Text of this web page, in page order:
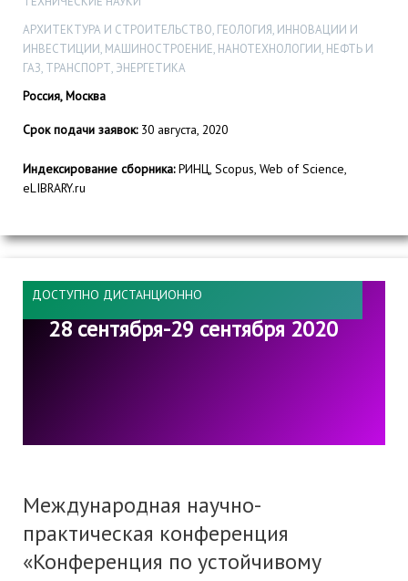
АРХИТЕКТУРА И СТРОИТЕЛЬСТВО, ГЕОЛОГИЯ, ИННОВАЦИИ И
ИНВЕСТИЦИИ, МАШИНОСТРОЕНИЕ, НАНОТЕХНОЛОГИИ, НЕФТЬ И
ГАЗ, ТРАНСПОРТ, ЭНЕРГЕТИКА
Россия, Москва
Срок подачи заявок:30 августа, 2020
Индексирование сборника:РИНЦ, Scopus, Web of Science,
eLIBRARY.ru
ДОСТУПНО ДИСТАНЦИОННО
28 сентября-29 сентября 2020
Международная научно-
практическая конференция
«Конференция по устойчивому